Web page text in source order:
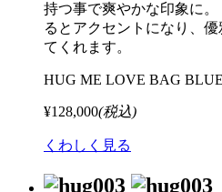
持つ事で爽やかな印象に
るとアクセントになり、
てくれます。
HUG ME LOVE BAG BLUE
¥128,000(税込)
くわしく見る